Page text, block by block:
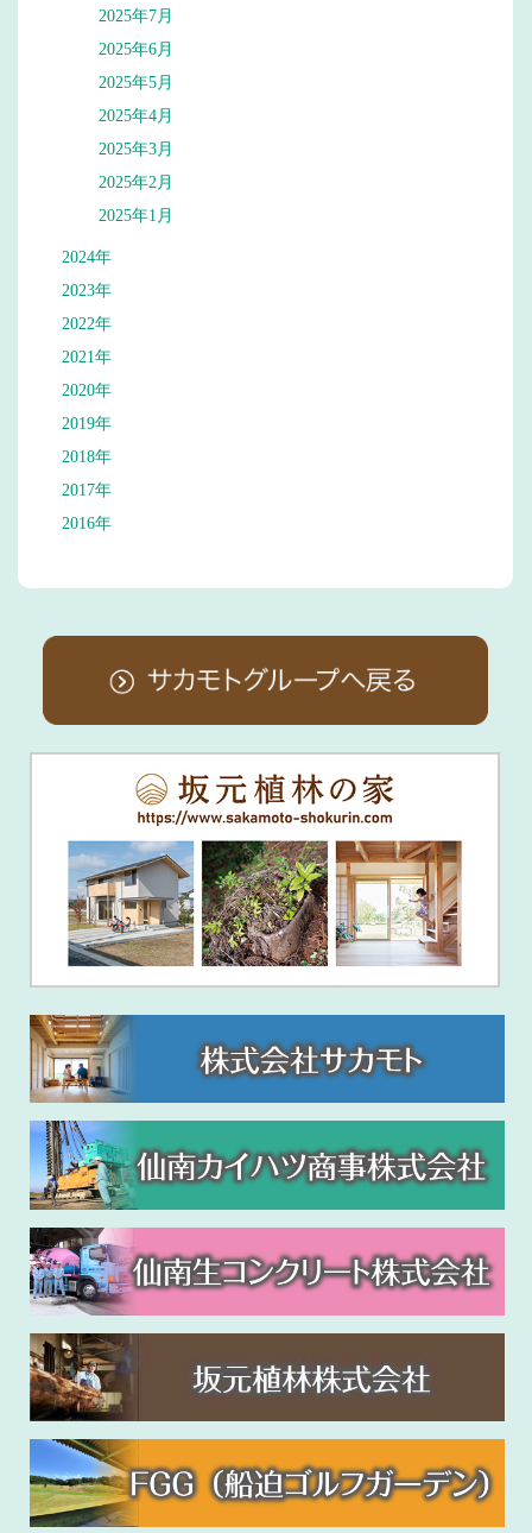
2025年7月
2025年6月
2025年5月
2025年4月
2025年3月
2025年2月
2025年1月
2024年
2023年
2022年
2021年
2020年
2019年
2018年
2017年
2016年